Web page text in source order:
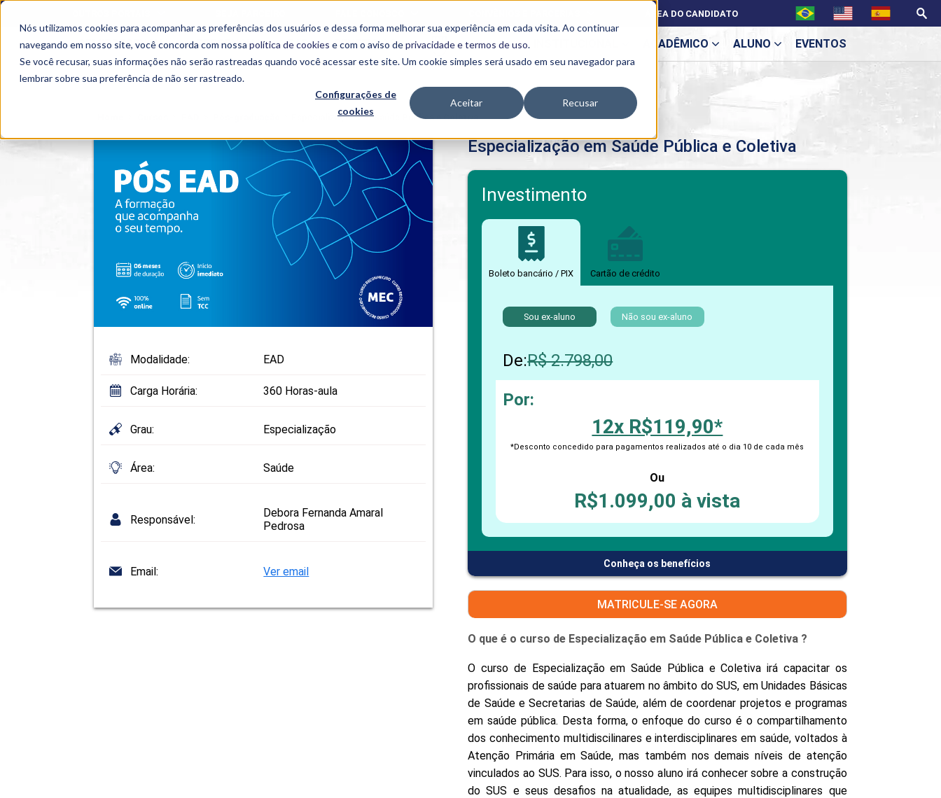
Nós utilizamos cookies para acompanhar as preferências dos usuários e dessa forma melhorar sua experiência em cada visita. Ao continuar
navegando em nosso site, você concorda com nossa política de cookies e com o aviso deprivacidade e termos de uso.
Se você recusar, suas informações não serão rastreadas quando você acessar este site. Um cookie simples será usado em seu navegador para
lembrar sobre sua preferência de não ser rastreado.
Configurações de
cookies
Aceitar Recusar
SEMIPRESENCIAL PRESENCIAL EAD BENEFÍCIOS ACADÊMICO
Acadêmicos
PROEST
PAE
PIME
Pesquisa e
MPHU
NIT
PROPEPE
ALUNO EVENTOS
ÁREA DO CANDIDATO
Especialização em Saúde Pública e Coletiva
Modalidade: EAD
Carga Horária: 360 Horas-aula
Grau: Especialização
Área: Saúde
Responsável:
Debora Fernanda Amaral
Pedrosa
Email: Ver email
Especialização em Saúde Pública e Coletiva
Investimento
Boleto bancário / PIX Cartão de crédito
Sou ex-aluno Não sou ex-aluno
De:R$ 2.798,00
Por:
12x R$119,90*
*Desconto concedido para pagamentos realizados até o dia 10 de cada mês
Ou
R$1.099,00 à vista
Conheça os benefícios
MATRICULE-SE AGORA
O que é o curso de Especialização em Saúde Pública e Coletiva ?
O curso de Especialização em Saúde Pública e Coletiva irá capacitar os
profissionais de saúde para atuarem no âmbito do SUS, em Unidades Básicas
de Saúde e Secretarias de Saúde, além de coordenar projetos e programas
em saúde pública. Desta forma, o enfoque do curso é o compartilhamento
dos conhecimento multidiscilinares e interdisciplinares em saúde, voltados à
Atenção Primária em Saúde, mas também nos demais níveis de atenção
vinculados ao SUS. Para isso, o nosso aluno irá conhecer sobre a construção
do SUS e seus desafios na atualidade, as equipes multidisciplinares que